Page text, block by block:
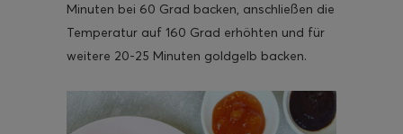
Minuten bei 60 Grad backen, anschließen die
Temperatur auf 160 Grad erhöhten und für
weitere 20-25 Minuten goldgelb backen.